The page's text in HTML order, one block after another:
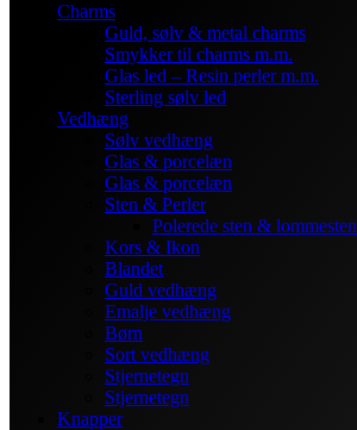
Charms
Guld, sølv & metal charms
Smykker til charms m.m.
Glas led – Resin perler m.m.
Sterling sølv led
Vedhæng
Sølv vedhæng
Glas & porcelæn
Glas & porcelæn
Sten & Perler
Polerede sten & lommesten
Kors & Ikon
Blandet
Guld vedhæng
Emalje vedhæng
Børn
Sort vedhæng
Stjernetegn
Stjernetegn
Knapper